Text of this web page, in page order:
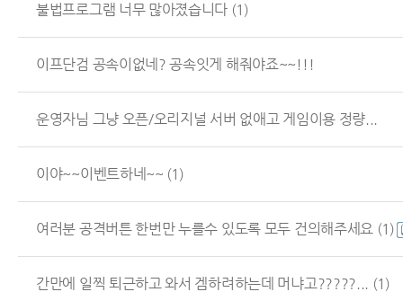
불법프로그램 너무 많아졌습니다 (1)
이프단검 공속이없네? 공속잇게 해줘야죠~~!!!
운영자님 그냥 오픈/오리지널 서버 없애고 게임이용 정량...
이야~~이벤트하네~~ (1)
여러분 공격버튼 한번만 누를수 있도록 모두 건의해주세요 (1)
간만에 일찍 퇴근하고 와서 겜하려하는데 머냐고?????... (1)